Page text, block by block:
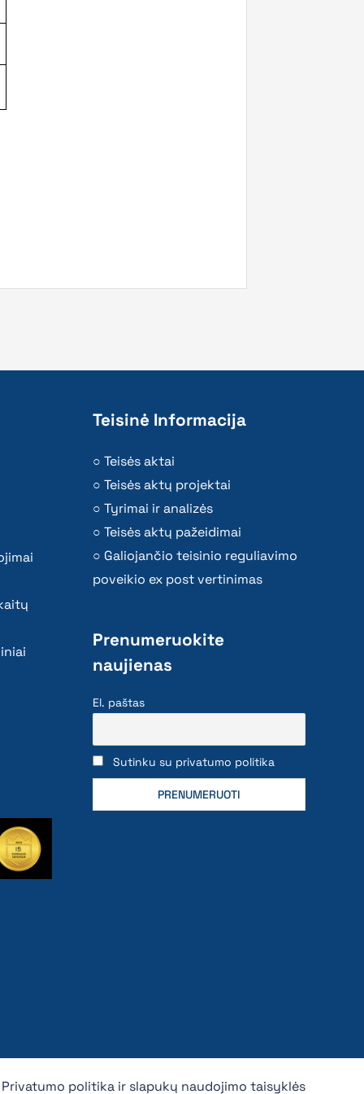
Teisinė Informacija
Teisės aktai
Teisės aktų projektai
Tyrimai ir analizės
Teisės aktų pažeidimai
Galiojančio teisinio reguliavimo
poveikio ex post vertinimas
Prenumeruokite
naujienas
El. paštas
Sutinku su privatumo politika
Privatumo politika ir slapukų naudojimo taisyklės